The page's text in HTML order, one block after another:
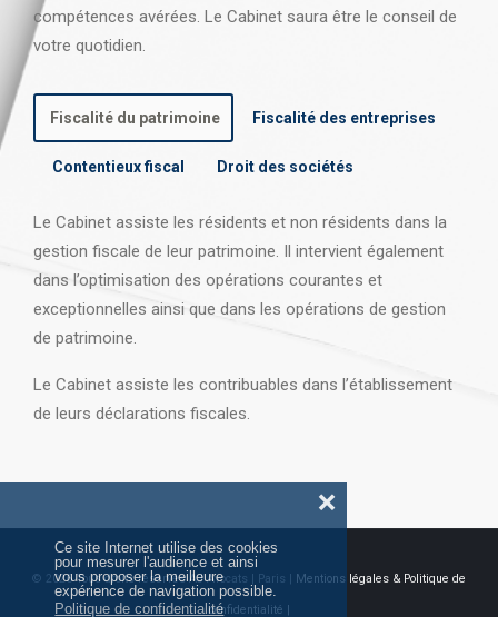
Ce site Internet utilise des cookies
pour mesurer l'audience et ainsi
vous proposer la meilleure
expérience de navigation possible.
Politique de confidentialité
❌
compétences avérées. Le Cabinet saura être le conseil de
votre quotidien.
Fiscalité du patrimoine Fiscalité des entreprises
Contentieux fiscal Droit des sociétés
Le Cabinet assiste les résidents et non résidents dans la
gestion fiscale de leur patrimoine. Il intervient également
dans l’optimisation des opérations courantes et
exceptionnelles ainsi que dans les opérations de gestion
de patrimoine.
Le Cabinet assiste les contribuables dans l’établissement
de leurs déclarations fiscales.
© 2026 Tous droits réservés AJ Avocats | Paris | Mentions légales & Politique de
confidentialité |